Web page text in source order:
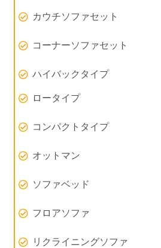
カウチソファセット
コーナーソファセット
ハイバックタイプ
ロータイプ
コンパクトタイプ
オットマン
ソファベッド
フロアソファ
リクライニングソファ